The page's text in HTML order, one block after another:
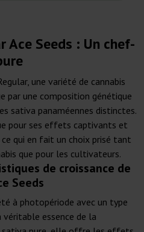
Ace Seeds : Un chef-
une variété de cannabis
par une composition génétique
sativa panaméennes distinctes.
pour ses effets captivants et
qui en fait un choix prisé tant
que pour les cultivateurs.
de croissance de
Seeds
à photopériode avec un type
véritable essence de la